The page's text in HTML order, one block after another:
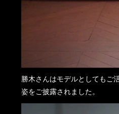
勝木さんはモデルとしてもご
姿をご披露されました。